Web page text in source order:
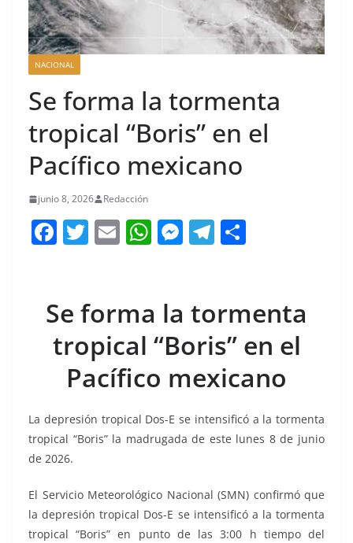
NACIONAL
Se forma la tormenta
tropical “Boris” en el
Pacífico mexicano
junio 8, 2026 Redacción
F
e
b
o
o
k
T
er
E
l
W
s
A
p
p
M
e
n
g
er
T
gr
a
m
p
ar
tir
Se forma la tormenta
tropical “Boris” en el
Pacífico mexicano
La depresión tropical Dos-E se intensificó a la tormenta
tropical “Boris” la madrugada de este lunes 8 de junio
de 2026.
El Servicio Meteorológico Nacional (SMN) confirmó que
la depresión tropical Dos-E se intensificó a la tormenta
tropical “Boris” en punto de las 3:00 h tiempo del